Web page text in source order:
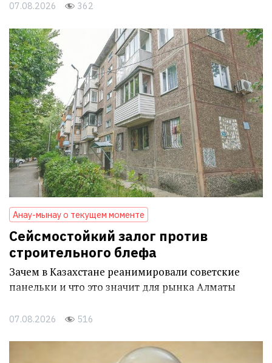
07.08.2026 362
Анау-мынау о текущем моменте
Сейсмостойкий залог против
строительного блефа
Зачем в Казахстане реанимировали советские
панельки и что это значит для рынка Алматы
07.08.2026 516